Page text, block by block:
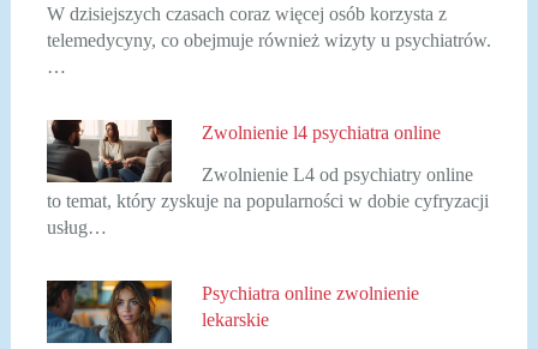
W dzisiejszych czasach coraz więcej osób korzysta z
telemedycyny, co obejmuje również wizyty u psychiatrów.
…
Zwolnienie l4 psychiatra online
Zwolnienie L4 od psychiatry online
to temat, który zyskuje na popularności w dobie cyfryzacji
usług…
Psychiatra online zwolnienie
lekarskie